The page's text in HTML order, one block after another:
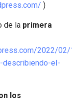
)
de la primera
2022/
describiendo-el-
los